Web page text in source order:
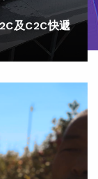
及C2C快遞